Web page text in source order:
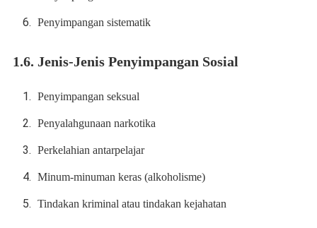
Penyimpangan sistematik
1.6. Jenis-Jenis Penyimpangan Sosial
Penyimpangan seksual
Penyalahgunaan narkotika
Perkelahian antarpelajar
Minum-minuman keras (alkoholisme)
Tindakan kriminal atau tindakan kejahatan